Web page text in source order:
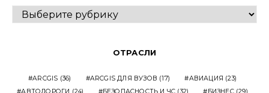
ВЫПУСКИ
ОТРАСЛИ
ARCGIS (36) ARCGIS ДЛЯ ВУЗОВ (17) АВИАЦИЯ (23)